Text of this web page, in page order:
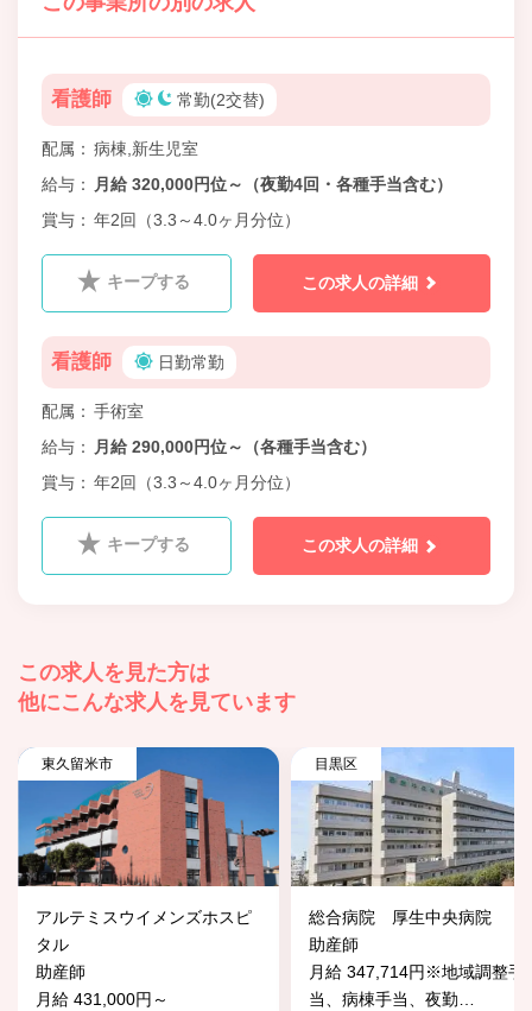
看護師 常勤(2交替)
配属
病棟,新生児室
給与
月給 320,000円位～（夜勤4回・各種手当含む）
賞与
年2回（3.3～4.0ヶ月分位）
キープする この求人の詳細
看護師 日勤常勤
配属
手術室
給与
月給 290,000円位～（各種手当含む）
賞与
年2回（3.3～4.0ヶ月分位）
キープする この求人の詳細
この求人を見た方は
他にこんな求人を見ています
東久留米市
アルテミスウイメンズホスピ
タル
助産師
月給 431,000円～
目黒区
総合病院 厚生中央病院
助産師
月給 347,714円※地域調整手
当、病棟手当、夜勤…